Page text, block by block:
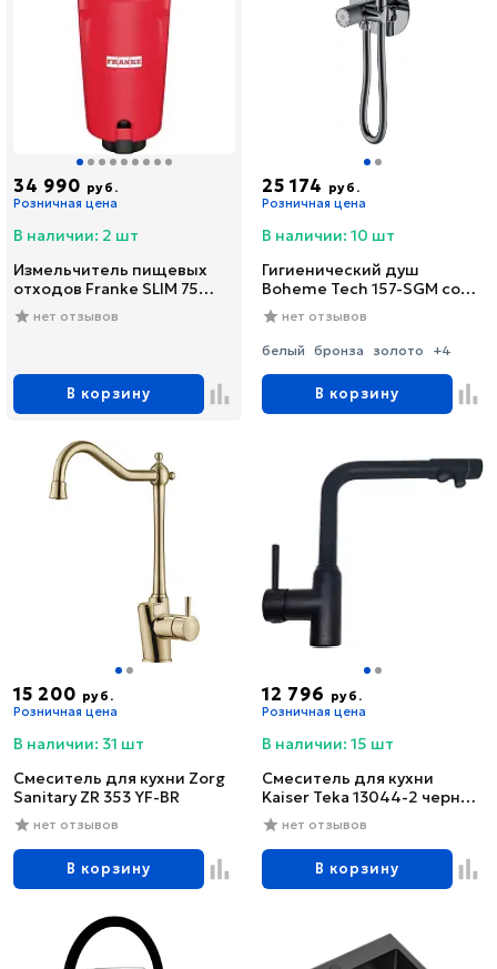
34 990 руб.
Розничная цена
В наличии: 2 шт
Измельчитель пищевых
отходов Franke SLIM 75
(134.0715.096)
нет отзывов
В корзину
25 174 руб.
Розничная цена
В наличии: 10 шт
Гигиенический душ
Boheme Tech 157-SGM со
смесителем, С
ВНУТРЕННЕЙ ЧАСТЬЮ,
shine gun metal
нет отзывов
белый бронза золото +4
В корзину
15 200 руб.
Розничная цена
В наличии: 31 шт
Смеситель для кухни Zorg
Sanitary ZR 353 YF-BR
нет отзывов
В корзину
12 796 руб.
Розничная цена
В наличии: 15 шт
Смеситель для кухни
Kaiser Teka 13044-2 черный
глянцевый
нет отзывов
В корзину